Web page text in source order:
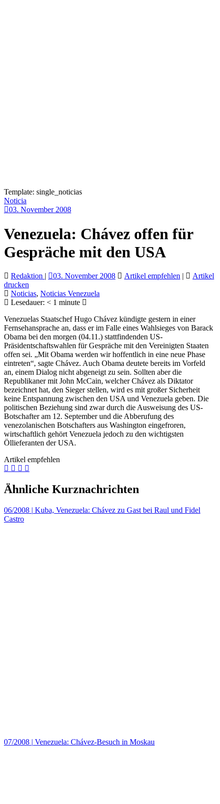
Template: single_noticias
Noticia
03. November 2008
Venezuela: Chávez offen für
Gespräche mit den USA
Redaktion | 03. November 2008 Artikel empfehlen |
Artikel
drucken
Noticias, Noticias Venezuela
Lesedauer: < 1 minute
Venezuelas Staatschef Hugo Chávez kündigte gestern in einer
Fernsehansprache an, dass er im Falle eines Wahlsieges von Barack
Obama bei den morgen (04.11.) stattfindenden US-
Präsidentschaftswahlen für Gespräche mit den Vereinigten Staaten
offen sei. „Mit Obama werden wir hoffentlich in eine neue Phase
eintreten“, sagte Chávez. Auch Obama deutete bereits im Vorfeld
an, einem Dialog nicht abgeneigt zu sein. Sollten aber die
Republikaner mit John McCain, welcher Chávez als Diktator
bezeichnet hat, den Sieger stellen, wird es mit großer Sicherheit
keine Entspannung zwischen den USA und Venezuela geben. Die
politischen Beziehung sind zwar durch die Ausweisung des US-
Botschafter am 12. September und die Abberufung des
venezolanischen Botschafters aus Washington eingefroren,
wirtschaftlich gehört Venezuela jedoch zu den wichtigsten
Öllieferanten der USA.
Artikel empfehlen
Ähnliche Kurznachrichten
06/2008 | Kuba, Venezuela: Chávez zu Gast bei Raul und Fidel
Castro
07/2008 | Venezuela: Chávez-Besuch in Moskau